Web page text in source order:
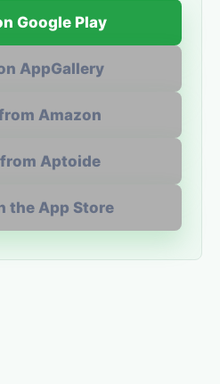
Google Play
AppGallery
Amazon
Aptoide
the App Store